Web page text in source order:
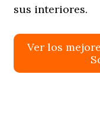
sus interiores.
Ver los